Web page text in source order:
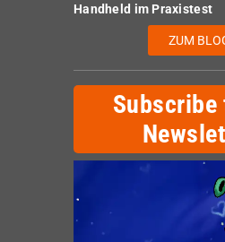
Handheld im Praxistest
ZUM